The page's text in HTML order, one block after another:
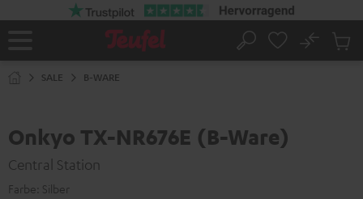
Startseite
Suche
No
SALE B-WARE
Onkyo TX-NR676E (B-Ware)
Central Station
Farbe: Silber